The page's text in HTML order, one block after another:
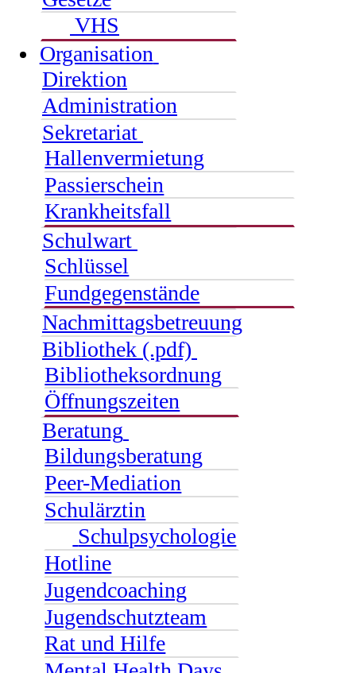
VHS
Organisation
Direktion
Administration
Sekretariat
Hallenvermietung
Passierschein
Krankheitsfall
Schulwart
Schlüssel
Fundgegenstände
Nachmittagsbetreuung
Bibliothek (.pdf)
Bibliotheksordnung
Öffnungszeiten
Beratung
Bildungsberatung
Peer-Mediation
Schulärztin
Schulpsychologie
Hotline
Jugendcoaching
Jugendschutzteam
Rat und Hilfe